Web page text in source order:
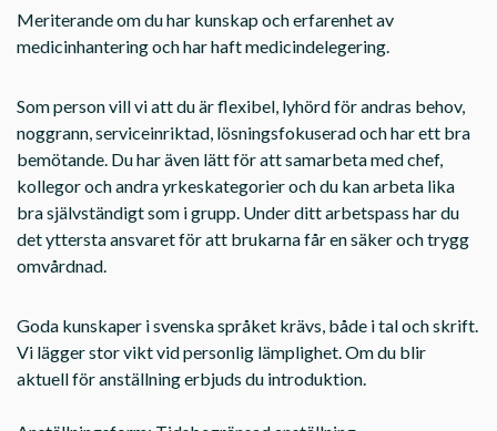
Meriterande om du har kunskap och erfarenhet av
medicinhantering och har haft medicindelegering.
Som person vill vi att du är flexibel, lyhörd för andras behov,
noggrann, serviceinriktad, lösningsfokuserad och har ett bra
bemötande. Du har även lätt för att samarbeta med chef,
kollegor och andra yrkeskategorier och du kan arbeta lika
bra självständigt som i grupp. Under ditt arbetspass har du
det yttersta ansvaret för att brukarna får en säker och trygg
omvårdnad.
Goda kunskaper i svenska språket krävs, både i tal och skrift.
Vi lägger stor vikt vid personlig lämplighet. Om du blir
aktuell för anställning erbjuds du introduktion.